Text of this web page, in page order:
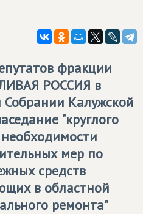
фракции
РОССИЯ в
Калужской
"круглого
мер по
средств
в областной
ремонта"